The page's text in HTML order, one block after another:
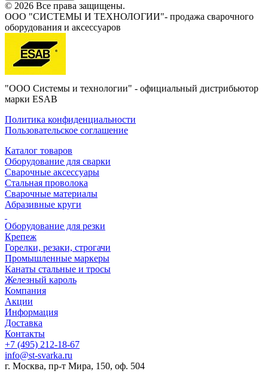
© 2026 Все права защищены.
ООО "СИСТЕМЫ И ТЕХНОЛОГИИ"- продажа сварочного
оборудования и аксессуаров
"ООО Системы и технологии" - официальный дистрибьютор
марки ESAB
Политика конфиденциальности
Пользовательское соглашение
Каталог товаров
Оборудование для сварки
Сварочные аксессуары
Стальная проволока
Сварочные материалы
Абразивные круги
Оборудование для резки
Крепеж
Горелки, резаки, строгачи
Промышленные маркеры
Канаты стальные и тросы
Железный кароль
Компания
Акции
Информация
Доставка
Контакты
+7 (495) 212-18-67
info@st-svarka.ru
г. Москва, пр-т Мира, 150, оф. 504